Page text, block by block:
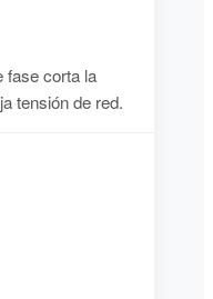
fase corta la
tensión de red.